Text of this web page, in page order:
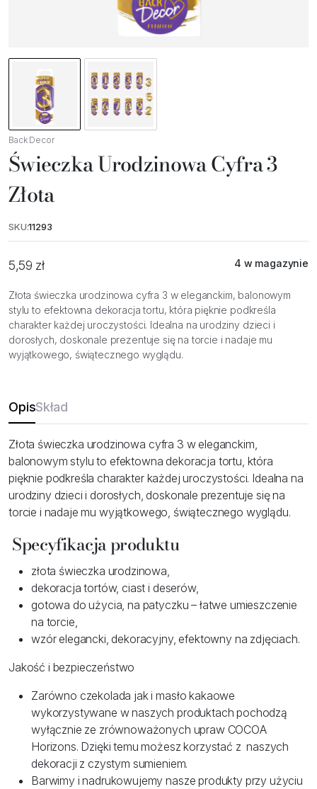
Back Decor
Świeczka Urodzinowa Cyfra 3
Złota
SKU:11293
5,59 zł 4 w magazynie
Złota świeczka urodzinowa cyfra 3 w eleganckim, balonowym
stylu to efektowna dekoracja tortu, która pięknie podkreśla
charakter każdej uroczystości. Idealna na urodziny dzieci i
dorosłych, doskonale prezentuje się na torcie i nadaje mu
wyjątkowego, świątecznego wyglądu.
OpisSkład
Złota świeczka urodzinowa cyfra 3 w eleganckim,
balonowym stylu to efektowna dekoracja tortu, która
pięknie podkreśla charakter każdej uroczystości. Idealna na
urodziny dzieci i dorosłych, doskonale prezentuje się na
torcie i nadaje mu wyjątkowego, świątecznego wyglądu.
Specyfikacja produktu
złota świeczka urodzinowa,
dekoracja tortów, ciast i deserów,
gotowa do użycia, na patyczku – łatwe umieszczenie
na torcie,
wzór elegancki, dekoracyjny, efektowny na zdjęciach.
Jakość i bezpieczeństwo
Zarówno czekolada jak i masło kakaowe
wykorzystywane w naszych produktach pochodzą
wyłącznie ze zrównoważonych upraw COCOA
Horizons. Dzięki temu możesz korzystać z naszych
dekoracji z czystym sumieniem.
Barwimy i nadrukowujemy nasze produkty przy użyciu